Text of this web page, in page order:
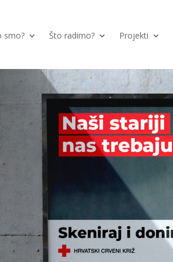
smo? Što radimo? Projekti